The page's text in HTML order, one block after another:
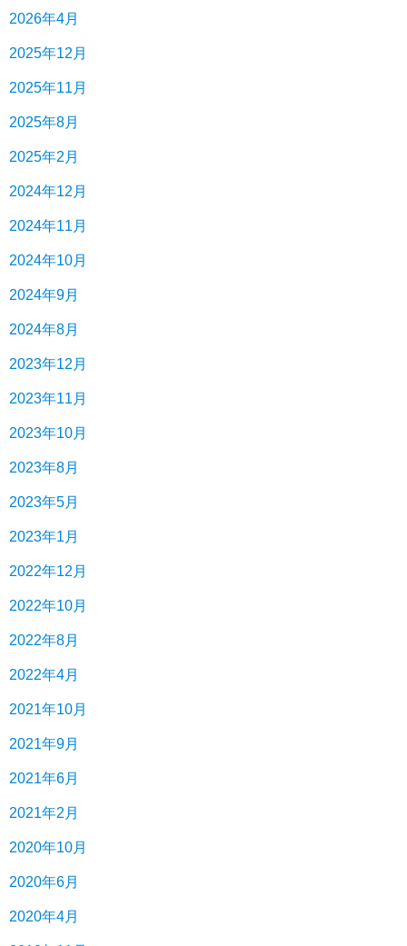
2026年4月
2025年12月
2025年11月
2025年8月
2025年2月
2024年12月
2024年11月
2024年10月
2024年9月
2024年8月
2023年12月
2023年11月
2023年10月
2023年8月
2023年5月
2023年1月
2022年12月
2022年10月
2022年8月
2022年4月
2021年10月
2021年9月
2021年6月
2021年2月
2020年10月
2020年6月
2020年4月